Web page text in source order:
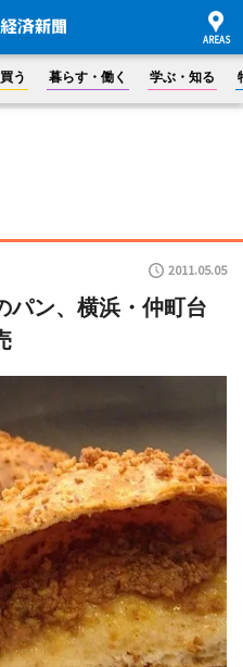
買う 暮らす・働く 学ぶ・知る
2011.05.05
パン、横浜・仲町台